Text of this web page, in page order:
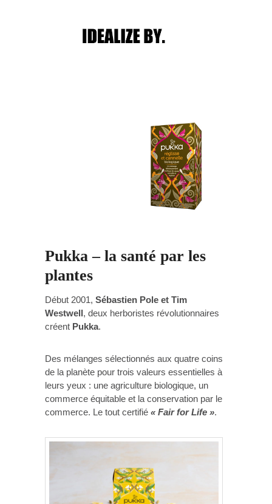
Pukka – la santé par les
plantes
Début 2001, Sébastien Pole et Tim
Westwell, deux herboristes révolutionnaires
créent Pukka.
Des mélanges sélectionnés aux quatre coins
de la planète pour trois valeurs essentielles à
leurs yeux : une agriculture biologique, un
commerce équitable et la conservation par le
commerce. Le tout certifié « Fair for Life ».